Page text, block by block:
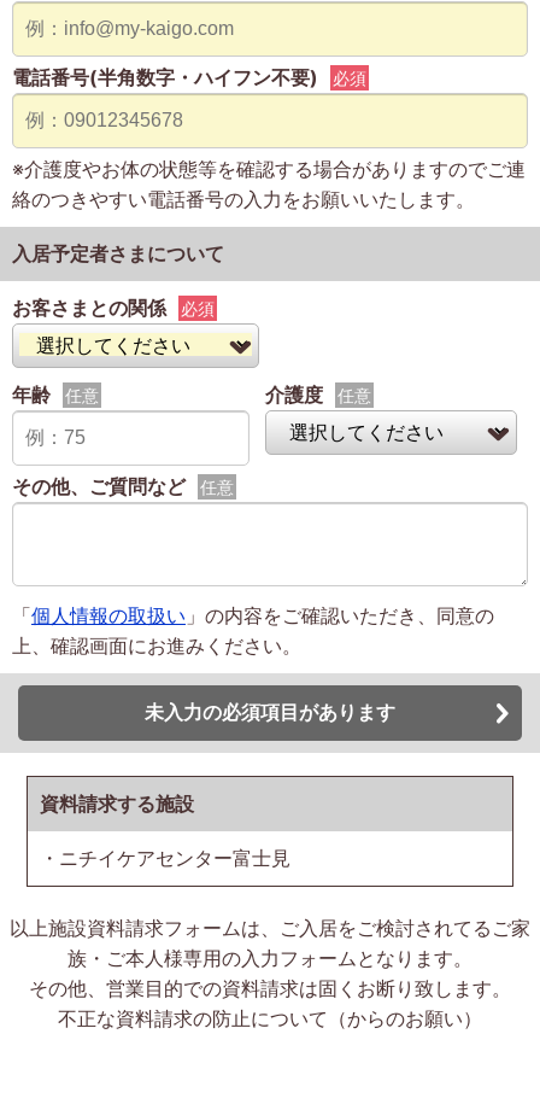
電話番号(半角数字・ハイフン不要) 必須
※介護度やお体の状態等を確認する場合がありますのでご連
絡のつきやすい電話番号の入力をお願いいたします。
入居予定者さまについて
お客さまとの関係 必須
年齢 任意 介護度 任意
その他、ご質問など 任意
「個人情報の取扱い 」の内容をご確認いただき、同意の
上、確認画面にお進みください。
未入力の必須項目があります
資料請求する施設
・ニチイケアセンター富士見
以上施設資料請求フォームは、ご入居をご検討されてるご家
族・ご本人様専用の入力フォームとなります。
その他、営業目的での資料請求は固くお断り致します。
不正な資料請求の防止について（からのお願い）